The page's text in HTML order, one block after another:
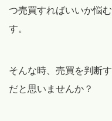
つ売買すればいいか悩
す。
そんな時、売買を判断
だと思いませんか？